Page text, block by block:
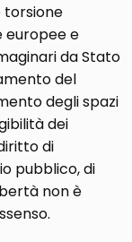
torsione
europee e
da Stato
del
degli spazi
dei
di
pubblico, di
non è